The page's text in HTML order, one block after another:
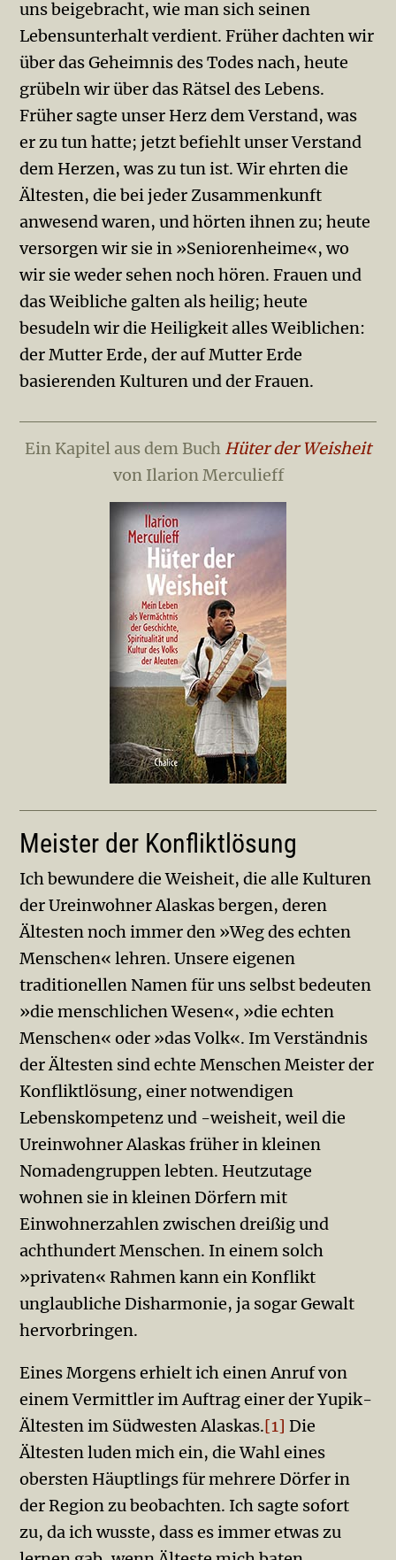
uns beigebracht, wie man sich seinen
Lebensunterhalt verdient. Früher dachten wir
über das Geheimnis des Todes nach, heute
grübeln wir über das Rätsel des Lebens.
Früher sagte unser Herz dem Verstand, was
er zu tun hatte; jetzt befiehlt unser Verstand
dem Herzen, was zu tun ist. Wir ehrten die
Ältesten, die bei jeder Zusammenkunft
anwesend waren, und hörten ihnen zu; heute
versorgen wir sie in »Seniorenheime«, wo
wir sie weder sehen noch hören. Frauen und
das Weibliche galten als heilig; heute
besudeln wir die Heiligkeit alles Weiblichen:
der Mutter Erde, der auf Mutter Erde
basierenden Kulturen und der Frauen.
Ein Kapitel aus dem Buch Hüter der Weisheit
von Ilarion Merculieff
Meister der Konfliktlösung
Ich bewundere die Weisheit, die alle Kulturen
der Ureinwohner Alaskas bergen, deren
Ältesten noch immer den »Weg des echten
Menschen« lehren. Unsere eigenen
traditionellen Namen für uns selbst bedeuten
»die menschlichen Wesen«, »die echten
Menschen« oder »das Volk«. Im Verständnis
der Ältesten sind echte Menschen Meister der
Konfliktlösung, einer notwendigen
Lebenskompetenz und -weisheit, weil die
Ureinwohner Alaskas früher in kleinen
Nomadengruppen lebten. Heutzutage
wohnen sie in kleinen Dörfern mit
Einwohnerzahlen zwischen dreißig und
achthundert Menschen. In einem solch
»privaten« Rahmen kann ein Konflikt
unglaubliche Disharmonie, ja sogar Gewalt
hervorbringen.
Eines Morgens erhielt ich einen Anruf von
einem Vermittler im Auftrag einer der Yupik-
Ältesten im Südwesten Alaskas.[1] Die
Ältesten luden mich ein, die Wahl eines
obersten Häuptlings für mehrere Dörfer in
der Region zu beobachten. Ich sagte sofort
zu, da ich wusste, dass es immer etwas zu